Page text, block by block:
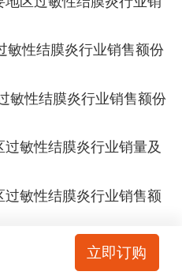
敏性结膜炎行业销售额份
敏性结膜炎行业销售额份
敏性结膜炎行业销量及
敏性结膜炎行业销售额
全球过敏性结膜炎行业
立即订购